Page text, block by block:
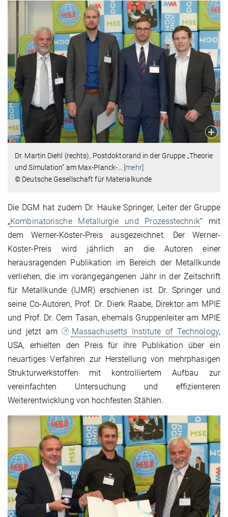
Dr. Martin Diehl (rechts), Postdoktorand in der Gruppe „Theorie
und Simulation“ am Max-Planck-
[mehr]
© Deutsche Gesellschaft für Materialkunde
Die DGM hat zudem Dr. Hauke Springer, Leiter der Gruppe
„Kombinatorische Metallurgie und Prozesstechnik“ mit
dem Werner-Köster-Preis ausgezeichnet. Der Werner-
Köster-Preis wird jährlich an die Autoren einer
herausragenden Publikation im Bereich der Metallkunde
verliehen, die im vorangegangenen Jahr in der Zeitschrift
für Metallkunde (IJMR) erschienen ist. Dr. Springer und
seine Co-Autoren, Prof. Dr. Dierk Raabe, Direktor am MPIE
und Prof. Dr. Cem Tasan, ehemals Gruppenleiter am MPIE
und jetzt am
Massachusetts Institute of Technology,
USA, erhielten den Preis für ihre Publikation über ein
neuartiges Verfahren zur Herstellung von mehrphasigen
Strukturwerkstoffen mit kontrolliertem Aufbau zur
vereinfachten Untersuchung und effizienteren
Weiterentwicklung von hochfesten Stählen.